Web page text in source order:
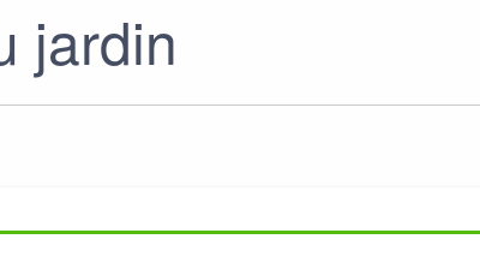
jardin